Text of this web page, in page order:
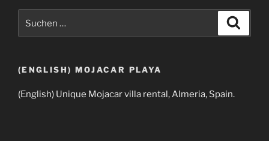
(ENGLISH) MOJACAR PLAYA
(English) Unique Mojacar villa rental, Almeria, Spain.